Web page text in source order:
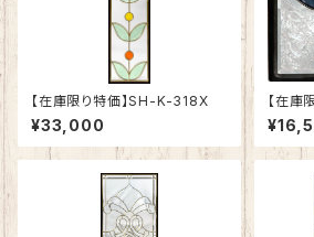
【在庫限り特価】SH-K-318X
¥33,000
【在